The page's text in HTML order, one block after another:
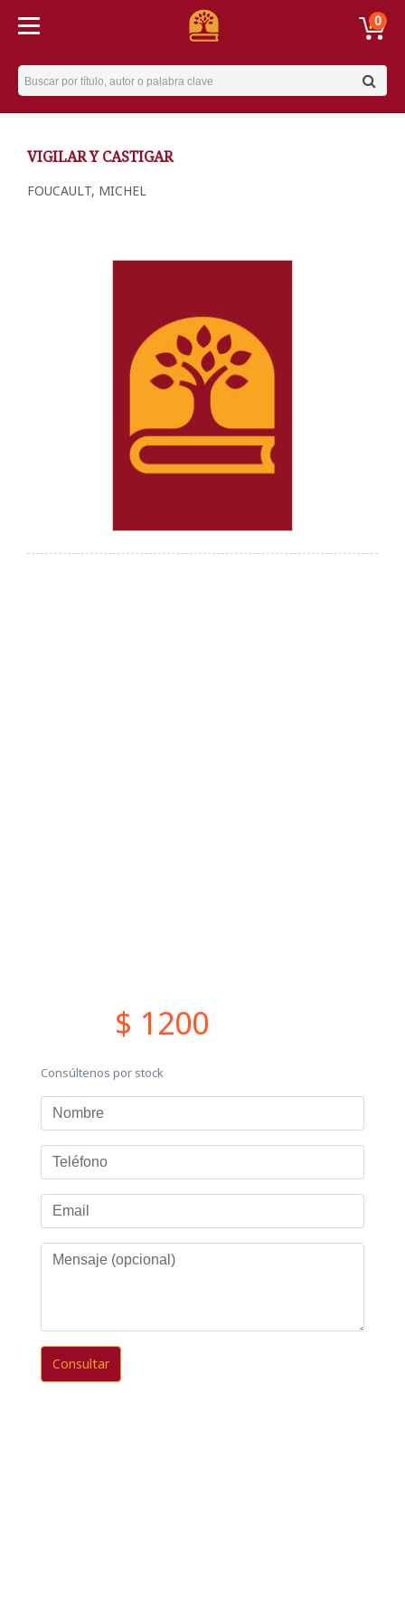
0
Username
VIGILAR Y CASTIGAR
FOUCAULT, MICHEL
$ 1200
Consúltenos por stock
Nombre
Teléfono
Email
Mensaje
(opcional)
Consultar